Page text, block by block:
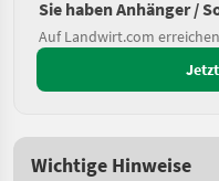
Sie haben Anhänger /
Auf Landwirt.com
Wichtige Hinweise